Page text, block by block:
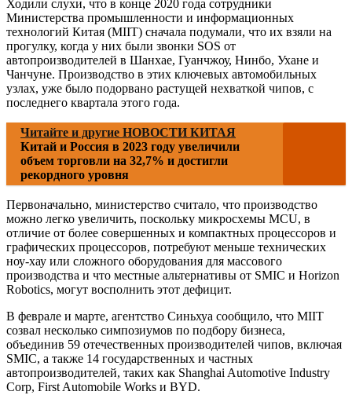
Ходили слухи, что в конце 2020 года сотрудники
Министерства промышленности и информационных
технологий Китая (MIIT) сначала подумали, что их взяли на
прогулку, когда у них были звонки SOS от
автопроизводителей в Шанхае, Гуанчжоу, Нинбо, Ухане и
Чанчуне. Производство в этих ключевых автомобильных
узлах, уже было подорвано растущей нехваткой чипов, с
последнего квартала этого года.
Читайте и другие НОВОСТИ КИТАЯ
Китай и Россия в 2023 году увеличили
объем торговли на 32,7% и достигли
рекордного уровня
Первоначально, министерство считало, что производство
можно легко увеличить, поскольку микросхемы MCU, в
отличие от более совершенных и компактных процессоров и
графических процессоров, потребуют меньше технических
ноу-хау или сложного оборудования для массового
производства и что местные альтернативы от SMIC и Horizon
Robotics, могут восполнить этот дефицит.
В феврале и марте, агентство Синьхуа сообщило, что MIIT
созвал несколько симпозиумов по подбору бизнеса,
объединив 59 отечественных производителей чипов, включая
SMIC, а также 14 государственных и частных
автопроизводителей, таких как Shanghai Automotive Industry
Corp, First Automobile Works и BYD.